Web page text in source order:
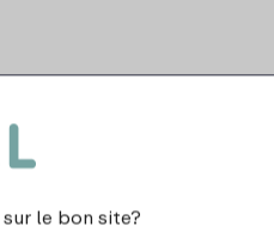
le bon site?